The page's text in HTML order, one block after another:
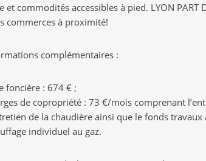
et commodités accessibles à pied. LYON PART
commerces à proximité!
complémentaires :
foncière : 674 € ;
de copropriété : 73 €/mois comprenant
de la chaudière ainsi que le fonds travaux
individuel au gaz.